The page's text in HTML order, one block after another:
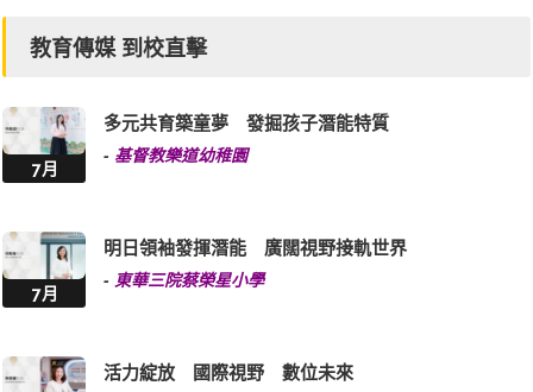
教育傳媒 到校直擊
7月
多元共育築童夢 發掘孩子潛能特質
- 基督教樂道幼稚園
7月
明日領袖發揮潛能 廣闊視野接軌世界
- 東華三院蔡榮星小學
活力綻放 國際視野 數位未來